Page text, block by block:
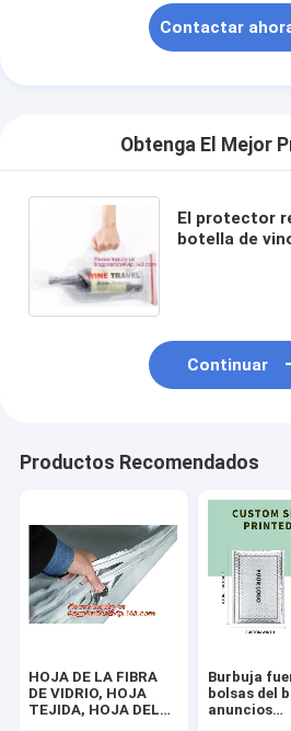
Contactar
Obtenga El Mejor
El protector
botella de
Continuar
Productos Recomendados
HOJA DE LA FIBRA
DE VIDRIO, HOJA
TEJIDA, HOJA DEL
Burbuja
bolsas del
anuncios